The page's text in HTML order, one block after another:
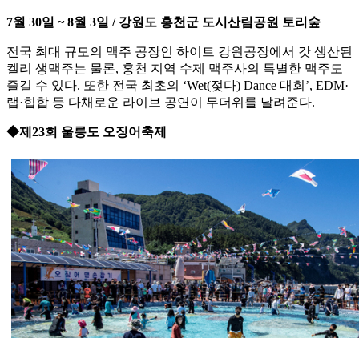
7월 30일 ~ 8월 3일 / 강원도 홍천군 도시산림공원 토리숲
전국 최대 규모의 맥주 공장인 하이트 강원공장에서 갓 생산된
켈리 생맥주는 물론, 홍천 지역 수제 맥주사의 특별한 맥주도
즐길 수 있다. 또한 전국 최초의 ‘Wet(젖다) Dance 대회’, EDM·
랩·힙합 등 다채로운 라이브 공연이 무더위를 날려준다.
◆제23회 울릉도 오징어축제